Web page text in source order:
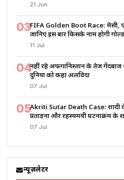
21 Jun
03FIFA Golden Boot Race: मेसी,
जानिए इस बार किसके नाम होगी
11 Jul
04नहीं रहे अफगानिस्तान के तेज गेंदबाज
दुनिया को कहा अलविदा
07 Jul
05Akriti Sutar Death Case: शादी
प्रताड़ना और रहस्यमयी घटनाक्रम के
07 Jul
न्यूज़लेटर